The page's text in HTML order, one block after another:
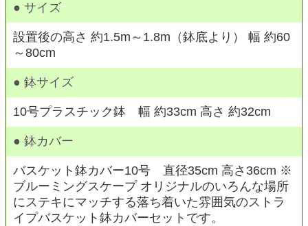
● サイズ
設置後の高さ 約1.5m～1.8m（鉢底より） 幅 約60
～80cm
● 鉢サイズ
10号プラスチック鉢 幅 約33cm 高さ 約32cm
● 鉢カバー
バスケット鉢カバー10号 直径35cm 高さ36cm ※
ブルーミングスケープ オリジナルのいろんな場所
にステキにマッチする落ち着いた雰囲気のストラ
イプバスケット鉢カバーセットです。